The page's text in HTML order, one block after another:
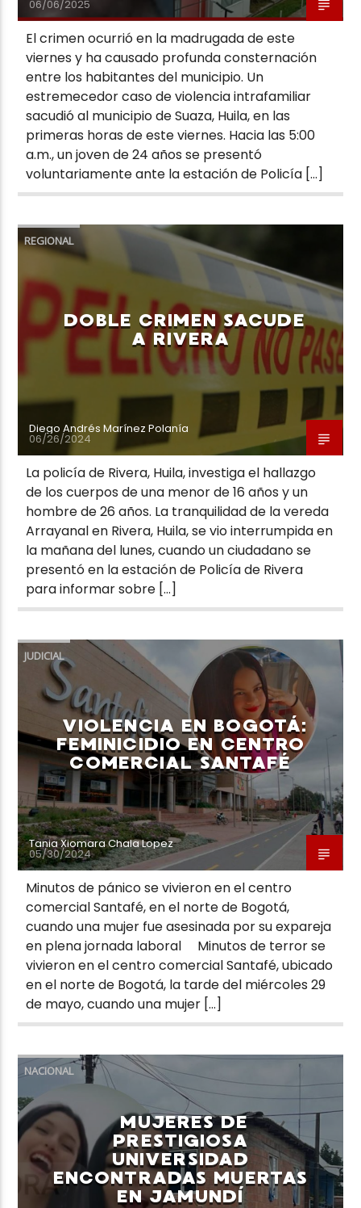
06/06/2025
El crimen ocurrió en la madrugada de este
viernes y ha causado profunda consternación
entre los habitantes del municipio. Un
estremecedor caso de violencia intrafamiliar
sacudió al municipio de Suaza, Huila, en las
primeras horas de este viernes. Hacia las 5:00
a.m., un joven de 24 años se presentó
voluntariamente ante la estación de Policía […]
REGIONAL
DOBLE CRIMEN SACUDE
A RIVERA
Diego Andrés Marínez Polanía
06/26/2024
La policía de Rivera, Huila, investiga el hallazgo
de los cuerpos de una menor de 16 años y un
hombre de 26 años. La tranquilidad de la vereda
Arrayanal en Rivera, Huila, se vio interrumpida en
la mañana del lunes, cuando un ciudadano se
presentó en la estación de Policía de Rivera
para informar sobre […]
JUDICIAL
VIOLENCIA EN BOGOTÁ:
FEMINICIDIO EN CENTRO
COMERCIAL SANTAFÉ
Tania Xiomara Chala Lopez
05/30/2024
Minutos de pánico se vivieron en el centro
comercial Santafé, en el norte de Bogotá,
cuando una mujer fue asesinada por su expareja
en plena jornada laboral Minutos de terror se
vivieron en el centro comercial Santafé, ubicado
en el norte de Bogotá, la tarde del miércoles 29
de mayo, cuando una mujer […]
NACIONAL
MUJERES DE
PRESTIGIOSA
UNIVERSIDAD
ENCONTRADAS MUERTAS
EN JAMUNDÍ